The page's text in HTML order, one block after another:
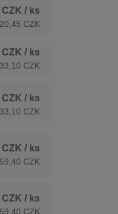
CZK / ks
20,45 CZK
CZK / ks
CZK
CZK / ks
CZK
CZK / ks
CZK
CZK / ks
CZK